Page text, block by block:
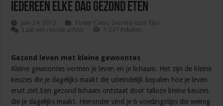
Iedereen elke dag gezond eten
juni 24, 2013 Power Class, Secretaresse Tips
Laat een reactie achter
1,537 Bekeken
Gezond leven met kleine gewoontes
Kleine gewoontes vormen je leven en je lichaam. Het zijn de kleine
keuzes die je dagelijks maakt die uiteindelijk bepalen hoe je leven
eruit ziet.Een gezond lichaam ontstaat door talloze kleine keuzes
die je dagelijks maakt. Hieronder vind je 6 voedingstips die weinig